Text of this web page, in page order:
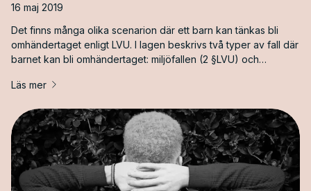
16 maj 2019
Det finns många olika scenarion där ett barn kan tänkas bli
omhändertaget enligt LVU. I lagen beskrivs två typer av fall där
barnet kan bli omhändertaget: miljöfallen (2 §LVU) och
är ett omhändertagande enligt LVU förbehållet för de fall där
Läs mer